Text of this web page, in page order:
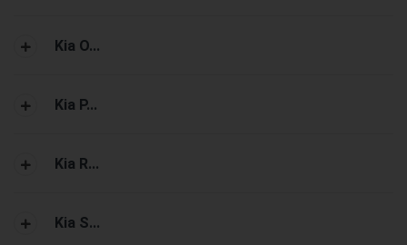
Kia O...
Kia P...
Kia R...
Kia S...